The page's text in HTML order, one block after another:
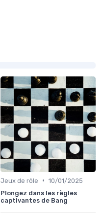
Jeux de rôle • 10/01/2025
Plongez dans les règles
captivantes de Bang